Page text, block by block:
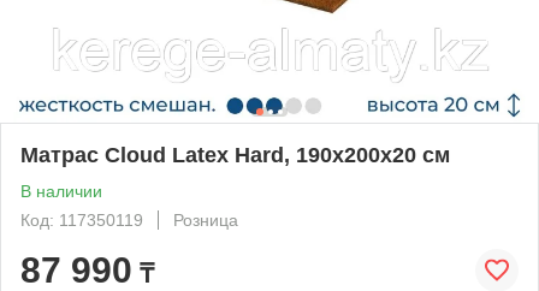
Матрас Cloud Latex Hard, 190x200x20 см
В наличии
Код: 117350119
Розница
87 990 ₸